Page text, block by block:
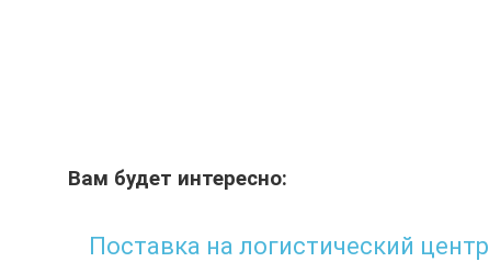
Вам будет интересно:
Поставка на логистический центр